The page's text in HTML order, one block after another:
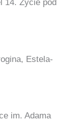
14. Życie pod
Estela-
im. Adama